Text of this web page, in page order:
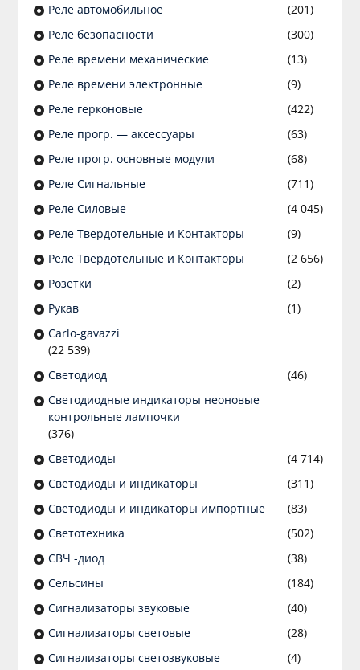
Реле автомобильное
(201)
Реле безопасности
(300)
Реле времени механические
(13)
Реле времени электронные
(9)
Реле герконовые
(422)
Реле прогр. — аксессуары
(63)
Реле прогр. основные модули
(68)
Реле Сигнальные
(711)
Реле Силовые
(4 045)
Реле Твердотельные и Контакторы
(9)
Реле Твердотельные и Контакторы
(2 656)
Розетки
(2)
Рукав
(1)
Сarlo-gavazzi
(22 539)
Светодиод
(46)
Светодиодные индикаторы неоновые
контрольные лампочки
(376)
Светодиоды
(4 714)
Светодиоды и индикаторы
(311)
Светодиоды и индикаторы импортные
(83)
Светотехника
(502)
СВЧ -диод
(38)
Сельсины
(184)
Сигнализаторы звуковые
(40)
Сигнализаторы световые
(28)
Сигнализаторы светозвуковые
(4)